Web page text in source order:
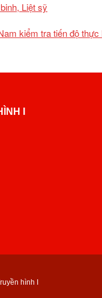
Liệt sỹ
kiểm tra tiến độ
I
hình I